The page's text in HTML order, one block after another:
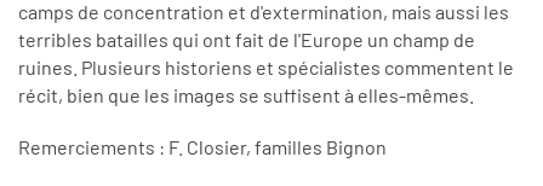
camps de concentration et d'extermination, mais aussi les
terribles batailles qui ont fait de l'Europe un champ de
ruines. Plusieurs historiens et spécialistes commentent le
récit, bien que les images se suffisent à elles-mêmes.
Remerciements : F. Closier, familles Bignon